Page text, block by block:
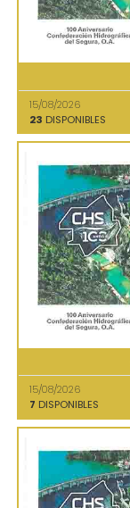
15/08/2026
23 DISPONIBLES
15/08/2026
7 DISPONIBLES